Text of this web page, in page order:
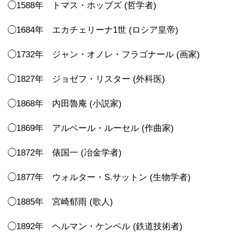
◯1588年 トマス・ホッブズ (哲学者)
◯1684年 エカチェリーナ1世 (ロシア皇帝)
◯1732年 ジャン・オノレ・フラゴナール (画家)
◯1827年 ジョゼフ・リスター (外科医)
◯1868年 内田魯庵 (小説家)
◯1869年 アルベール・ルーセル (作曲家)
◯1872年 俵国一 (冶金学者)
◯1877年 ウォルター・S.サットン (生物学者)
◯1885年 宮崎郁雨 (歌人)
◯1892年 ヘルマン・ケンペル (鉄道技術者)